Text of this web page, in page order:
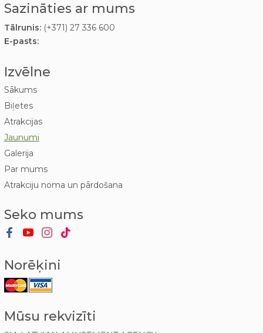
Sazināties ar mums
Tālrunis:(+371) 27 336 600
E-pasts:
Izvēlne
Sākums
Biļetes
Atrakcijas
Jaunumi
Galerija
Par mums
Atrakciju noma un pārdošana
Seko mums
Norēķini
Mūsu rekvizīti